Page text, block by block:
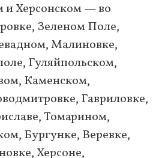
и Херсонском — во
Зеленом Поле,
Малиновке,
Гуляйпольском,
Каменском,
Гавриловке,
Томарином,
Бургунке, Веревке,
Херсоне,